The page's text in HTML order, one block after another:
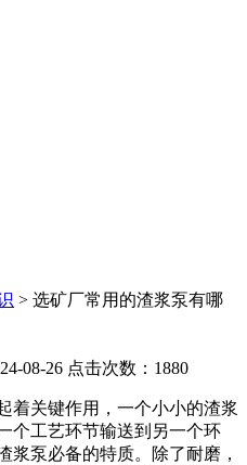
> 选矿厂常用的渣浆泵有哪
08-26 点击次数：1880
着关键作用，一个小小的渣浆
个工艺环节输送到另一个环
浆泵必备的特质。除了耐磨，